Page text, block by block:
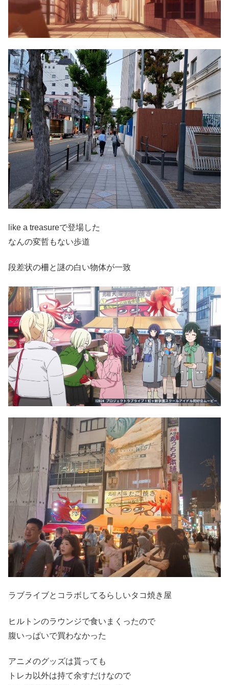
like a treasureで登場した
なんの変哲もない歩道
段差状の柵と謎の白い物体が一致
ラブライブとコラボしてるらしいタコ焼き屋
ヒルトンのラウンジで食いまくったので
腹いっぱいで買わなかった
アニメのグッズは貰っても
トレカ以外は持て余すだけなので